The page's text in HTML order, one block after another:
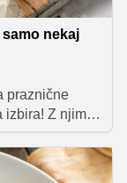
nekaj
praznične
izbira! Z njim
sladke in
zabavi ali
družine.